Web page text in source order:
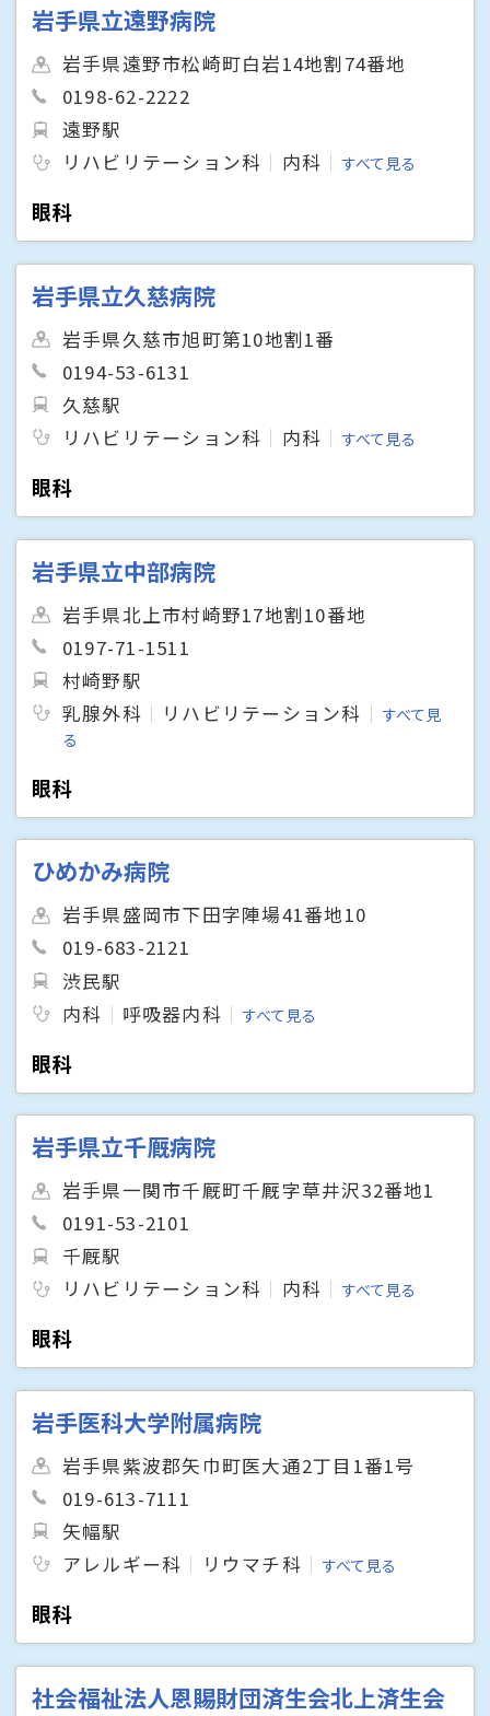
岩手県立遠野病院
岩手県遠野市松崎町白岩14地割74番地
0198-62-2222
遠野駅
リハビリテーション科
内科 すべて見る
眼科
岩手県立久慈病院
岩手県久慈市旭町第10地割1番
0194-53-6131
久慈駅
リハビリテーション科
内科 すべて見る
眼科
岩手県立中部病院
岩手県北上市村崎野17地割10番地
0197-71-1511
村崎野駅
乳腺外科
リハビリテーション科
すべて見
る
眼科
ひめかみ病院
岩手県盛岡市下田字陣場41番地10
019-683-2121
渋民駅
内科
呼吸器内科 すべて見る
眼科
岩手県立千厩病院
岩手県一関市千厩町千厩字草井沢32番地1
0191-53-2101
千厩駅
リハビリテーション科
内科 すべて見る
眼科
岩手医科大学附属病院
岩手県紫波郡矢巾町医大通2丁目1番1号
019-613-7111
矢幅駅
アレルギー科
リウマチ科 すべて見る
眼科
社会福祉法人恩賜財団済生会北上済生会